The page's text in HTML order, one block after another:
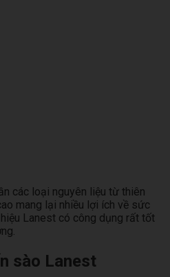
các loại nguyên liệu từ thiên
mang lại nhiều lợi ích về sức
Lanest có công dụng rất tốt
sào Lanest